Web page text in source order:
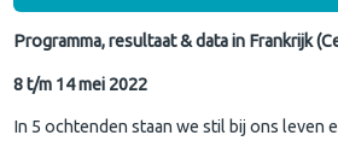
Programma, resultaat & data in Frankrijk
8 t/m 14 mei 2022
In 5 ochtenden staan we stil bij ons leven